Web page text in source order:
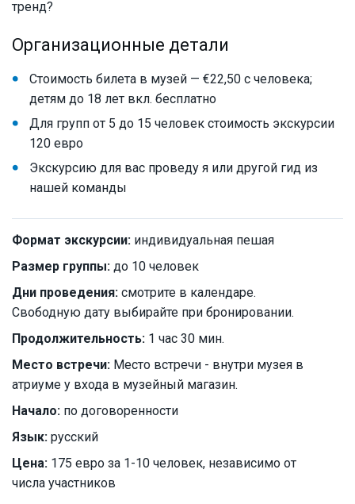
тренд?
Организационные детали
Стоимость билета в музей — €22,50 с человека;
детям до 18 лет вкл. бесплатно
Для групп от 5 до 15 человек стоимость экскурсии
120 евро
Экскурсию для вас проведу я или другой гид из
нашей команды
Формат экскурсии: индивидуальная пешая
Размер группы: до 10 человек
Дни проведения: смотрите в календаре.
Свободную дату выбирайте при бронировании.
Продолжительность: 1 час 30 мин.
Место встречи: Место встречи - внутри музея в
атриуме у входа в музейный магазин.
Начало: по договоренности
Язык: русский
Цена: 175 евро за 1-10 человек, независимо от
числа участников